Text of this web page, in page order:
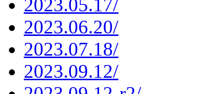
2023.05.17/
2023.06.20/
2023.07.18/
2023.09.12/